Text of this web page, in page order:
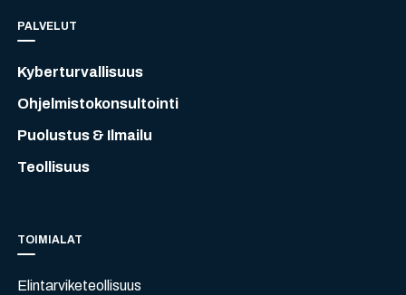
PALVELUT
Kyberturvallisuus
Ohjelmistokonsultointi
Puolustus & Ilmailu
Teollisuus
TOIMIALAT
Elintarviketeollisuus